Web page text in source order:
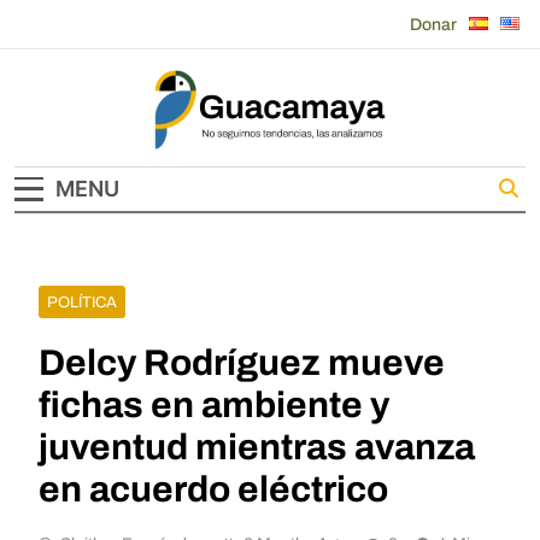
Donar
Guacamaya
MENU
POLÍTICA
Delcy Rodríguez mueve
fichas en ambiente y
juventud mientras avanza
en acuerdo eléctrico